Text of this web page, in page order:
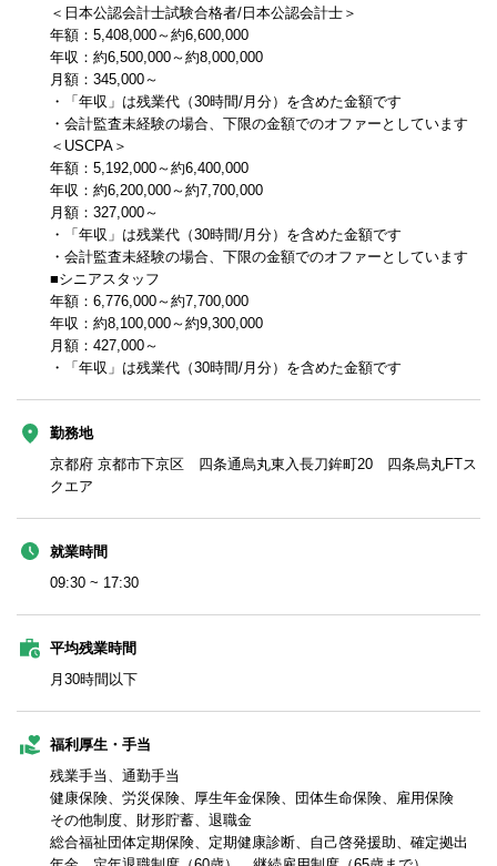
＜日本公認会計士試験合格者/日本公認会計士＞
年額：5,408,000～約6,600,000
年収：約6,500,000～約8,000,000
月額：345,000～
・「年収」は残業代（30時間/月分）を含めた金額です
・会計監査未経験の場合、下限の金額でのオファーとしています
＜USCPA＞
年額：5,192,000～約6,400,000
年収：約6,200,000～約7,700,000
月額：327,000～
・「年収」は残業代（30時間/月分）を含めた金額です
・会計監査未経験の場合、下限の金額でのオファーとしています
■シニアスタッフ
年額：6,776,000～約7,700,000
年収：約8,100,000～約9,300,000
月額：427,000～
・「年収」は残業代（30時間/月分）を含めた金額です
勤務地
京都府 京都市下京区 四条通烏丸東入長刀鉾町20 四条烏丸FTス
クエア
就業時間
09:30 ~ 17:30
平均残業時間
月30時間以下
福利厚生・手当
残業手当、通勤手当
健康保険、労災保険、厚生年金保険、団体生命保険、雇用保険
その他制度、財形貯蓄、退職金
総合福祉団体定期保険、定期健康診断、自己啓発援助、確定拠出